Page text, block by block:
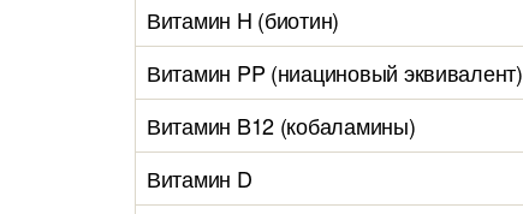
Витамин H (биотин)
Витамин PP (ниациновый эквивалент)
Витамин B12 (кобаламины)
Витамин D